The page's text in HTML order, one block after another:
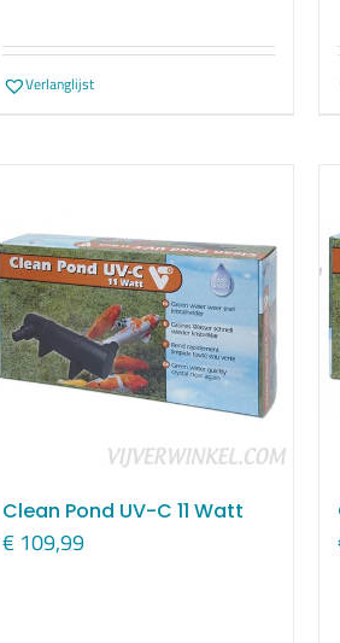
€ 209,95
Verlanglijst
Clean Pond UV-C 11 Watt
€109,99